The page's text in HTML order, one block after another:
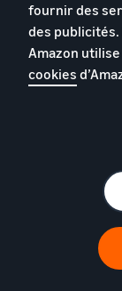
fournir des
des
Amazon
cookies